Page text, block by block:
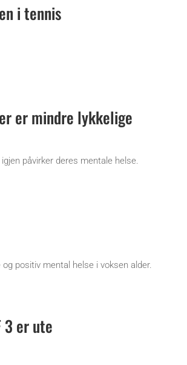
i tennis
er mindre lykkelige
påvirker deres mentale helse.
positiv mental helse i voksen alder.
3 er ute